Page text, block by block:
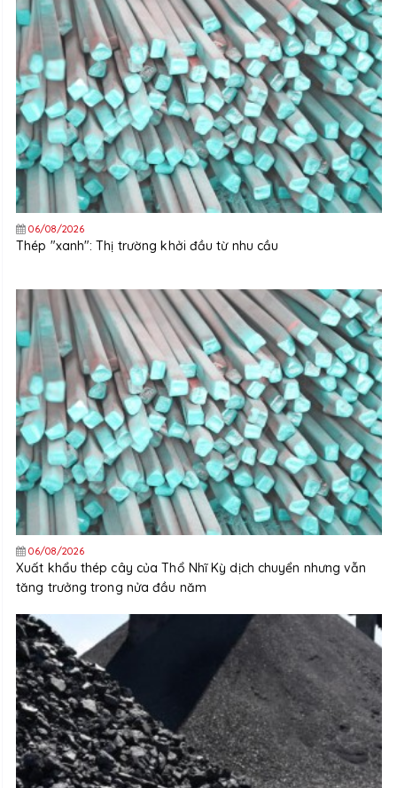
06/08/2026
Thép "xanh": Thị trường khởi đầu từ nhu cầu
06/08/2026
Xuất khẩu thép cây của Thổ Nhĩ Kỳ dịch chuyển nhưng vẫn
tăng trưởng trong nửa đầu năm